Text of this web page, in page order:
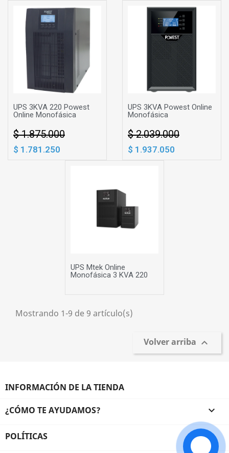
UPS 3KVA 220 Powest
Online Monofásica
$ 1.875.000
$ 1.781.250
UPS 3KVA Powest Online
Monofásica
$ 2.039.000
$ 1.937.050
UPS Mtek Online
Monofásica 3 KVA 220
Mostrando 1-9 de 9 artículo(s)
Volver arriba 
INFORMACIÓN DE LA TIENDA
¿CÓMO TE AYUDAMOS? 
POLÍTICAS 